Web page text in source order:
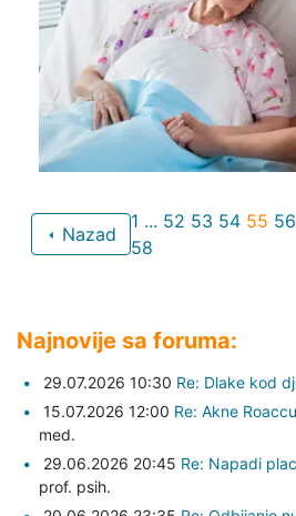
Nazad
1 ... 52 53 54 55 56
58
Najnovije sa foruma:
29.07.2026 10:30 Re: Dlake kod
15.07.2026 12:00 Re: Akne
med.
29.06.2026 20:45 Re: Napadi
prof. psih.